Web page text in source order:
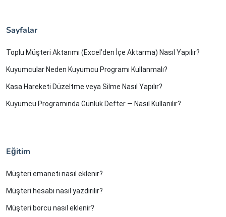
Sayfalar
Toplu Müşteri Aktarımı (Excel’den İçe Aktarma) Nasıl Yapılır?
Kuyumcular Neden Kuyumcu Programı Kullanmalı?
Kasa Hareketi Düzeltme veya Silme Nasıl Yapılır?
Kuyumcu Programında Günlük Defter — Nasıl Kullanılır?
Eğitim
Müşteri emaneti nasıl eklenir?
Müşteri hesabı nasıl yazdırılır?
Müşteri borcu nasıl eklenir?